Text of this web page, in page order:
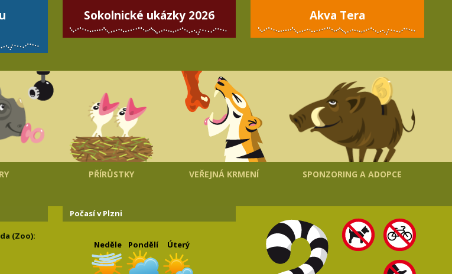
Sokolnické ukázky 2026 Akva Tera
PŘÍRŮSTKY VEŘEJNÁ KRMENÍ SPONZORING A ADOPCE
(Zoo):
Počasí v Plzni
Neděle Pondělí Úterý